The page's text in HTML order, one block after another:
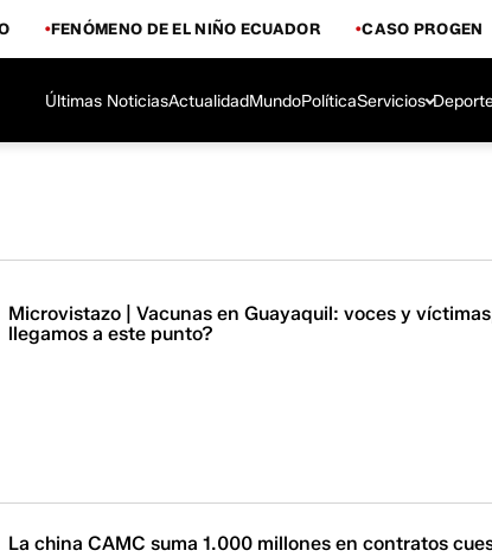
FENÓMENO DE EL NIÑO ECUADOR CASO PROGEN
Últimas NoticiasActualidadMundoPolíticaServicios
Microvistazo | Vacunas en Guayaquil: voces y
llegamos a este punto?
La china CAMC suma 1.000 millones en contratos